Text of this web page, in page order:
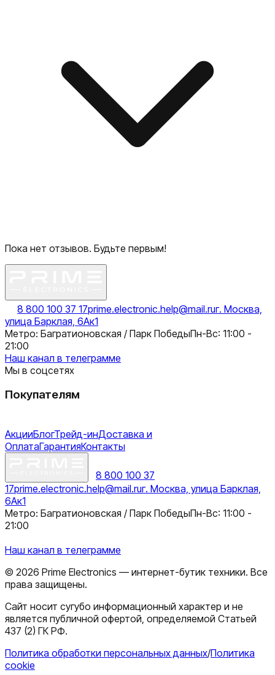
Пока нет отзывов. Будьте первым!
8 800 100 37 17prime.electronic.help@mail.ruг. Москва,
улица Барклая, 6Ак1
Метро: Багратионовская / Парк ПобедыПн-Вс: 11:00 -
21:00
Наш канал в телеграмме
Мы в соцсетях
Покупателям
АкцииБлогТрейд-инДоставка и
ОплатаГарантияКонтакты
8 800 100 37
17prime.electronic.help@mail.ruг. Москва, улица Барклая,
6Ак1
Метро: Багратионовская / Парк ПобедыПн-Вс: 11:00 -
21:00
Наш канал в телеграмме
© 2026 Prime Electronics — интернет-бутик техники. Все
права защищены.
Сайт носит сугубо информационный характер и не
является публичной офертой, определяемой Статьей
437 (2) ГК РФ.
Политика обработки персональных данных/Политика
cookie